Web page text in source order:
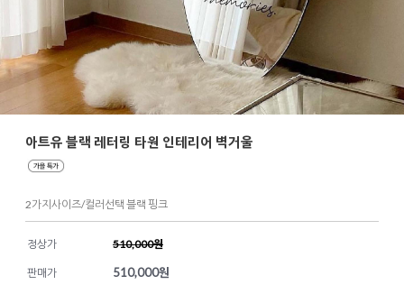
아트유 블랙 레터링 타원 인테리어 벽거울
2가지사이즈/컬러선택 블랙 핑크
정상가 510,000원
판매가 510,000원